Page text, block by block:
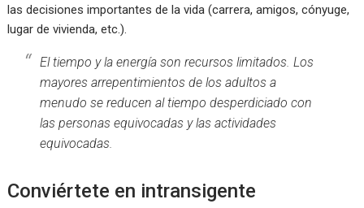
las decisiones importantes de la vida (carrera, amigos, cónyuge,
lugar de vivienda, etc.).
El tiempo y la energía son recursos limitados. Los
mayores arrepentimientos de los adultos a
menudo se reducen al tiempo desperdiciado con
las personas equivocadas y las actividades
equivocadas.
Conviértete en intransigente